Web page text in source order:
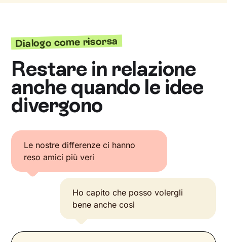
Dialogo come risorsa
Restare in relazione
anche quando le idee
divergono
Le nostre differenze ci hanno
reso amici più veri
Ho capito che posso volergli
bene anche così